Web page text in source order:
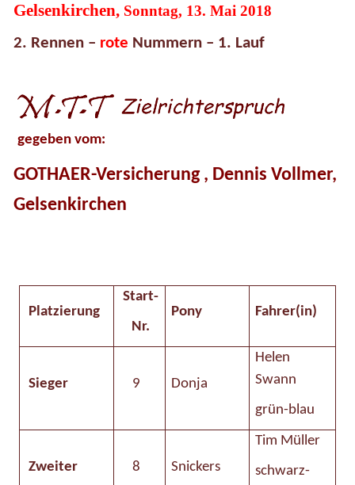
Gelsenkirchen, Sonntag, 13. Mai 2018
2. Rennen – rote Nummern – 1. Lauf
gegeben vom:
GOTHAER-Versicherung , Dennis Vollmer,
Gelsenkirchen
Platzierung
Start-
Nr.
Pony Fahrer(in)
Sieger 9 Donja
Helen
Swann
grün-blau
Zweiter 8 Snickers
Tim Müller
schwarz-